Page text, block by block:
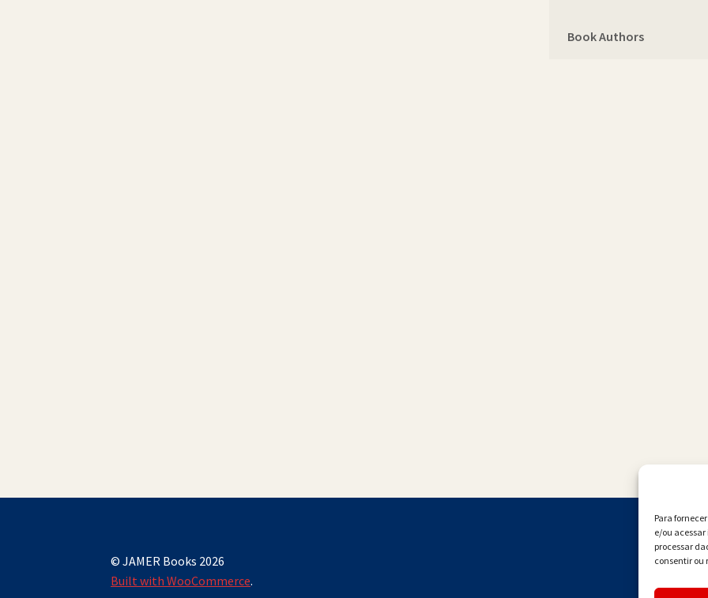
Para
e/ou
processar
consentir ou
Book Authors
© JAMER Books 2026
Built with WooCommerce.